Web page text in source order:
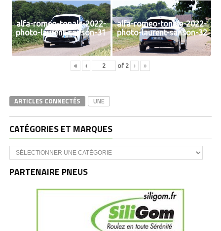
alfa-romeo-tonale-2022-
photo-laurent-sanson-31
alfa-romeo-tonale-2022-
photo-laurent-sanson-32
« ‹ of 2 › »
ARTICLES CONNECTÉS UNE
CATÉGORIES ET MARQUES
Catégories
et
PARTENAIRE PNEUS